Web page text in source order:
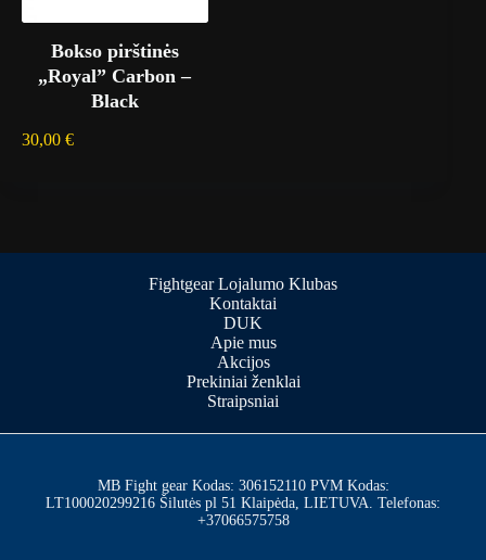
Bokso pirštinės
„Royal” Carbon –
Black
30,00 €
Fightgear Lojalumo Klubas
Kontaktai
DUK
Apie mus
Akcijos
Prekiniai ženklai
Straipsniai
MB Fight gear Kodas: 306152110 PVM Kodas:
LT100020299216 Šilutės pl 51 Klaipėda, LIETUVA. Telefonas:
+37066575758